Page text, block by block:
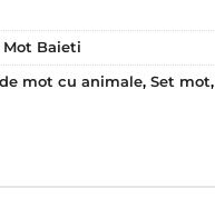
Mot Baieti
mot cu animale, Set mot,